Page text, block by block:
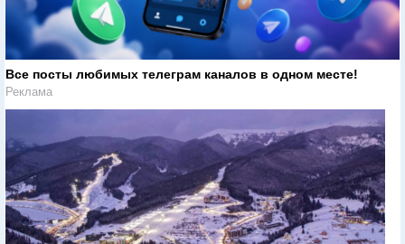
Все посты любимых телеграм каналов в одном месте!
Реклама